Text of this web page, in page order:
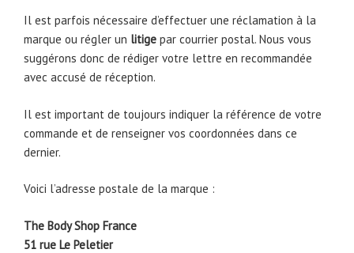
Il est parfois nécessaire d’effectuer une réclamation à la
marque ou régler un litige par courrier postal. Nous vous
suggérons donc de rédiger votre lettre en recommandée
avec accusé de réception.
Il est important de toujours indiquer la référence de votre
commande et de renseigner vos coordonnées dans ce
dernier.
Voici l’adresse postale de la marque :
The Body Shop France
51 rue Le Peletier